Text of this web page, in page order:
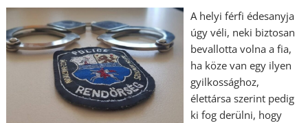
A helyi férfi édesanyja
úgy véli, neki biztosan
bevallotta volna a fia,
ha köze van egy ilyen
gyilkossághoz,
élettársa szerint pedig
ki fog derülni, hogy